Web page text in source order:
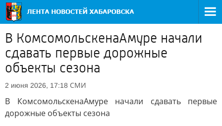
В КомсомольскенаАмуре начали
сдавать первые дорожные
объекты сезона
2 июня 2026, 17:18 СМИ
В КомсомольскенаАмуре начали сдавать первые
дорожные объекты сезона